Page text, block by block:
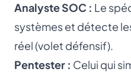
Analyste SOC : Le
systèmes et détecte
réel (volet défensif).
Pentester : Celui qui